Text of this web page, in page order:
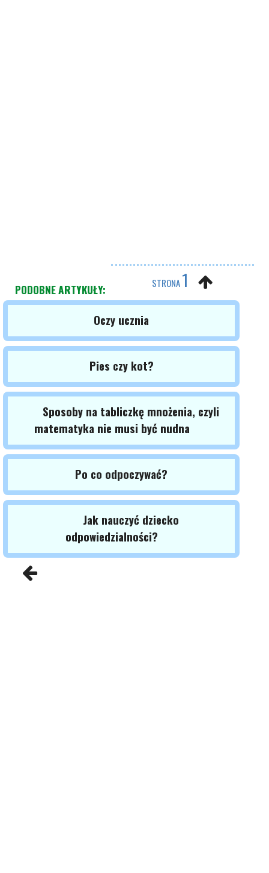
STRONA1
PODOBNE ARTYKUŁY:
Oczy ucznia
Pies czy kot?
Sposoby na tabliczkę mnożenia, czyli
matematyka nie musi być nudna
Po co odpoczywać?
Jak nauczyć dziecko
odpowiedzialności?